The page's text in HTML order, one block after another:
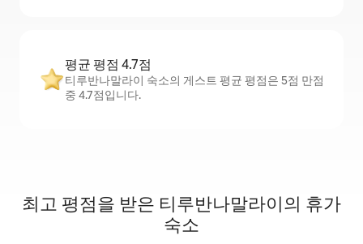
평균 평점 4.7점
티루반나말라이 숙소의 게스트 평균 평점은 5점 만점
중 4.7점입니다.
최고 평점을 받은 티루반나말라이의 휴가
숙소